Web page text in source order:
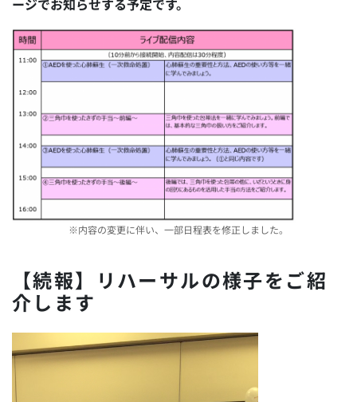
ージでお知らせする予定です。
※内容の変更に伴い、一部日程表を修正しました。
【続報】リハーサルの様子をご紹
介します